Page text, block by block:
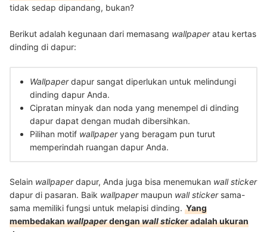
tidak sedap dipandang, bukan?
Berikut adalah kegunaan dari memasang wallpaperatau kertas
dinding di dapur:
Wallpaperdapur sangat diperlukan untuk melindungi
dinding dapur Anda.
Cipratan minyak dan noda yang menempel di dinding
dapur dapat dengan mudah dibersihkan.
Pilihan motif wallpaperyang beragam pun turut
memperindah ruangan dapur Anda.
Selain wallpaperdapur, Anda juga bisa menemukan wall sticker
dapur di pasaran. Baik wallpapermaupun wall stickersama-
sama memiliki fungsi untuk melapisi dinding. Yang
membedakanwallpaperdenganwall stickeradalah ukuran